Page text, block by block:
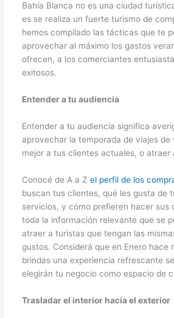
Bahía Blanca no es una ciudad
es se realiza un fuerte turismo de
hemos compilado las tácticas que te
aprovechar al máximo los gastos
ofrecen, a los comerciantes
exitosos.
Entender a tu audiencia
Entender a tu audiencia significa
aprovechar la temporada de viajes de
mejor a tus clientes actuales, o atraer
Conocé de A a Zel perfil de los
buscan tus clientes, qué les gusta de
servicios, y cómo prefieren hacer sus
toda la información relevante que se
atraer a turistas que tengan las
gustos. Considerá que en Enero hace
brindas una experiencia refrescante
elegirán tu negocio como espacio de
Trasladar el interior hacia el exterior